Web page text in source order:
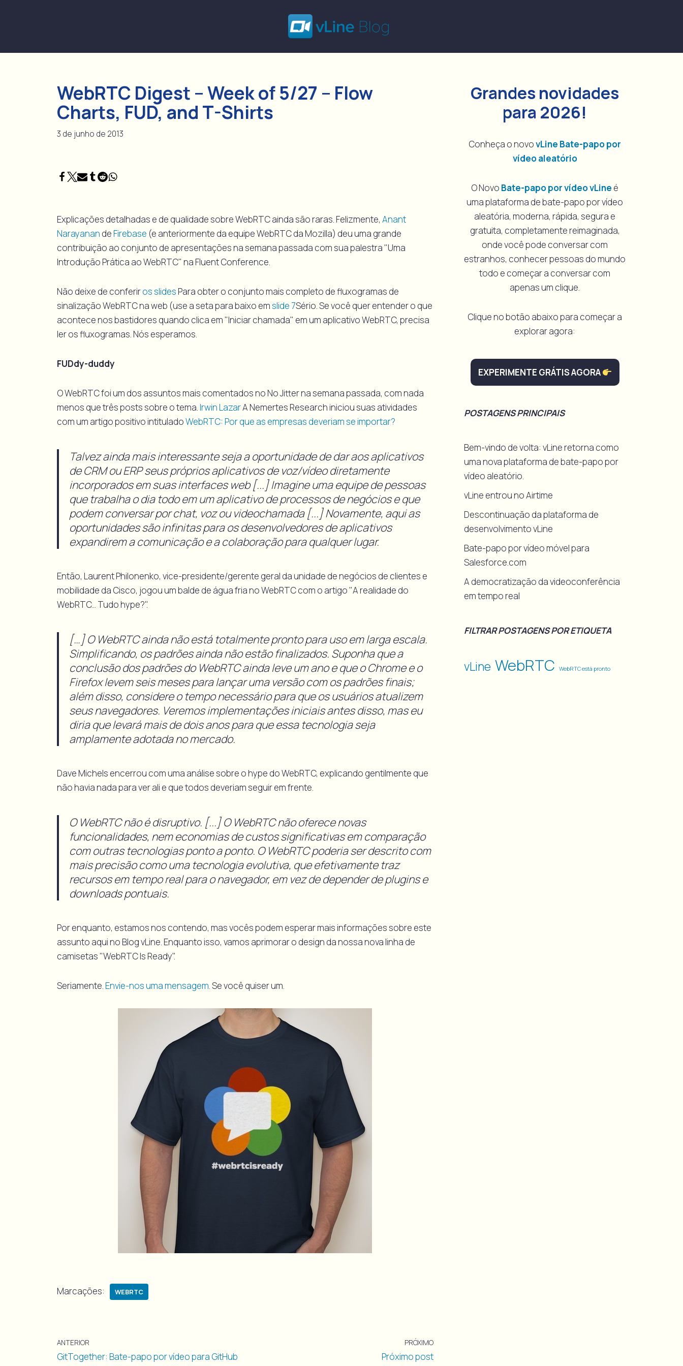
o
WebRTC Digest – Week of 5/27 – Flow
Charts, FUD, and T-Shirts
3 de junho de 2013
Explicações detalhadas e de qualidade sobre WebRTC ainda são raras. Felizmente, Anant
Narayanan deFirebase (e anteriormente da equipe WebRTC da Mozilla) deu uma grande
contribuição ao conjunto de apresentações na semana passada com sua palestra "Uma
Introdução Prática ao WebRTC" na Fluent Conference.
Não deixe de conferiros slidesPara obter o conjunto mais completo de fluxogramas de
sinalização WebRTC na web (use a seta para baixo emslide 7Sério. Se você quer entender o que
acontece nos bastidores quando clica em "Iniciar chamada" em um aplicativo WebRTC, precisa
ler os fluxogramas. Nós esperamos.
FUDdy-duddy
O WebRTC foi um dos assuntos mais comentados no No Jitter na semana passada, com nada
menos que três posts sobre o tema.Irwin LazarA Nemertes Research iniciou suas atividades
com um artigo positivo intituladoWebRTC: Por que as empresas deveriam se importar?
Talvez ainda mais interessante seja a oportunidade de dar aos aplicativos
de CRM ou ERP seus próprios aplicativos de voz/vídeo diretamente
incorporados em suas interfaces web [...] Imagine uma equipe de pessoas
que trabalha o dia todo em um aplicativo de processos de negócios e que
podem conversar por chat, voz ou videochamada [...] Novamente, aqui as
oportunidades são infinitas para os desenvolvedores de aplicativos
expandirem a comunicação e a colaboração para qualquer lugar.
Então, Laurent Philonenko, vice-presidente/gerente geral da unidade de negócios de clientes e
mobilidade da Cisco, jogou um balde de água fria no WebRTC com o artigo "A realidade do
WebRTC... Tudo hype?".
[…] O WebRTC ainda não está totalmente pronto para uso em larga escala.
Simplificando, os padrões ainda não estão finalizados. Suponha que a
conclusão dos padrões do WebRTC ainda leve um ano e que o Chrome e o
Firefox levem seis meses para lançar uma versão com os padrões finais;
além disso, considere o tempo necessário para que os usuários atualizem
seus navegadores. Veremos implementações iniciais antes disso, mas eu
diria que levará mais de dois anos para que essa tecnologia seja
amplamente adotada no mercado.
Dave Michels encerrou com uma análise sobre o hype do WebRTC, explicando gentilmente que
não havia nada para ver ali e que todos deveriam seguir em frente.
O WebRTC não é disruptivo. [...] O WebRTC não oferece novas
funcionalidades, nem economias de custos significativas em comparação
com outras tecnologias ponto a ponto. O WebRTC poderia ser descrito com
mais precisão como uma tecnologia evolutiva, que efetivamente traz
recursos em tempo real para o navegador, em vez de depender de plugins e
downloads pontuais.
Por enquanto, estamos nos contendo, mas vocês podem esperar mais informações sobre este
assunto aqui no Blog vLine. Enquanto isso, vamos aprimorar o design da nossa nova linha de
camisetas "WebRTC Is Ready".
Seriamente.Envie-nos uma mensagem.Se você quiser um.
Marcações: WEBRTC
ANTERIOR
GitTogether: Bate-papo por vídeo para GitHub
PRÓXIMO
Próximo post
Grandes novidades
para 2026!
Conheça o novovLine Bate-papo por
vídeo aleatório
O Novo Bate-papo por vídeo vLine é
uma plataforma de bate-papo por vídeo
aleatória, moderna, rápida, segura e
gratuita, completamente reimaginada,
onde você pode conversar com
estranhos, conhecer pessoas do mundo
todo e começar a conversar com
apenas um clique.
Clique no botão abaixo para começar a
explorar agora:
EXPERIMENTE GRÁTIS AGORA
POSTAGENS PRINCIPAIS
Bem-vindo de volta: vLine retorna como
uma nova plataforma de bate-papo por
vídeo aleatório.
vLine entrou no Airtime
Descontinuação da plataforma de
desenvolvimento vLine
Bate-papo por vídeo móvel para
Salesforce.com
A democratização da videoconferência
em tempo real
FILTRAR POSTAGENS POR ETIQUETA
vLine WebRTC WebRTC está pronto